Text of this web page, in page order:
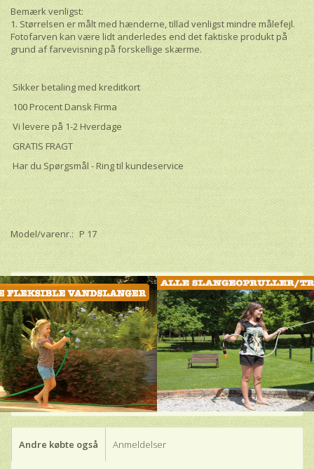
Bemærk venligst:
1. Størrelsen er målt med hænderne, tillad venligst mindre målefejl.
Fotofarven kan være lidt anderledes end det faktiske produkt på
grund af farvevisning på forskellige skærme.
Sikker betaling med kreditkort
100 Procent Dansk Firma
Vi levere på 1-2 Hverdage
GRATIS FRAGT
Har du Spørgsmål - Ring til kundeservice
Model/varenr.: P 17
Andre købte også Anmeldelser